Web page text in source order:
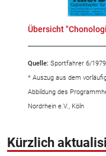
Übersicht
Quelle: Sportfahrer 6/
* Auszug aus dem
Abbildung des
Nordrhein e.V., Köln
Kürzlich